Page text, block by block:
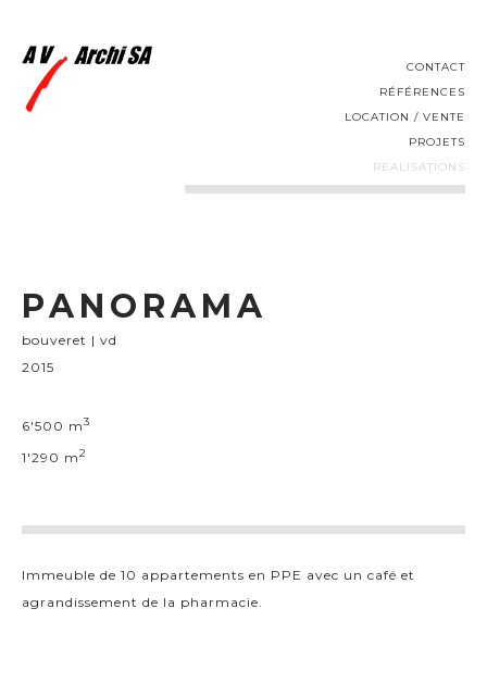
CONTACT
RÉFÉRENCES
LOCATION / VENTE
PROJETS
REALISATIONS
PANORAMA
bouveret | vd
2015
6'500 m3
1'290 m2
Immeuble de 10 appartements en PPE avec un café et
agrandissement de la pharmacie.